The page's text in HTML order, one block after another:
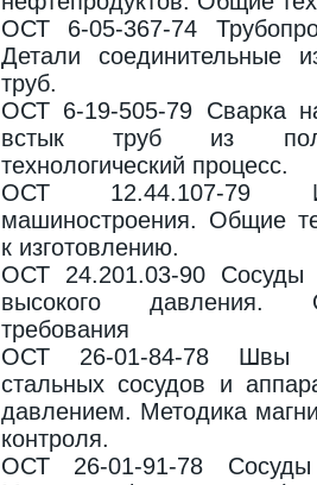
ОСТ 6-05-367-74
Детали соединительные
труб.
ОСТ 6-19-505-79 Сварка
встык труб из
технологический процесс.
ОСТ 12.44.107-79
машиностроения. Общие
к изготовлению.
ОСТ 24.201.03-90 Сосуды
высокого давления.
требования
ОСТ 26-01-84-78 Швы
стальных сосудов и
давлением. Методика
контроля.
ОСТ 26-01-91-78 Сосуды